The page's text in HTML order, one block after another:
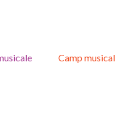
Camp musical